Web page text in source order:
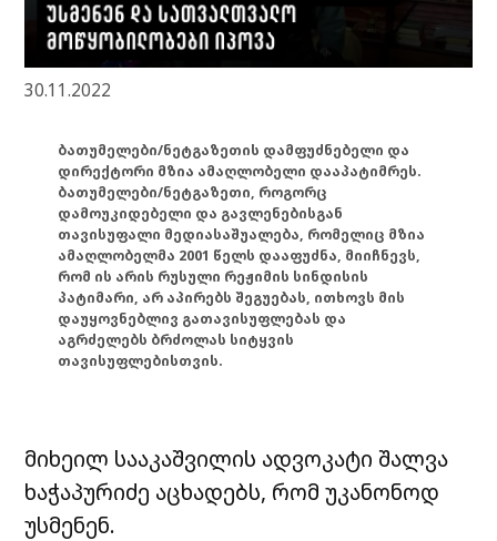
30.11.2022
ბათუმელები/ნეტგაზეთის დამფუძნებელი და
დირექტორი მზია ამაღლობელი დააპატიმრეს.
ბათუმელები/ნეტგაზეთი, როგორც
დამოუკიდებელი და გავლენებისგან
თავისუფალი მედიასაშუალება, რომელიც მზია
ამაღლობელმა 2001 წელს დააფუძნა, მიიჩნევს,
რომ ის არის რუსული რეჟიმის სინდისის
პატიმარი, არ აპირებს შეგუებას, ითხოვს მის
დაუყოვნებლივ გათავისუფლებას და
აგრძელებს ბრძოლას სიტყვის
თავისუფლებისთვის.
მიხეილ სააკაშვილის ადვოკატი შალვა
ხაჭაპურიძე აცხადებს, რომ უკანონოდ
უსმენენ.